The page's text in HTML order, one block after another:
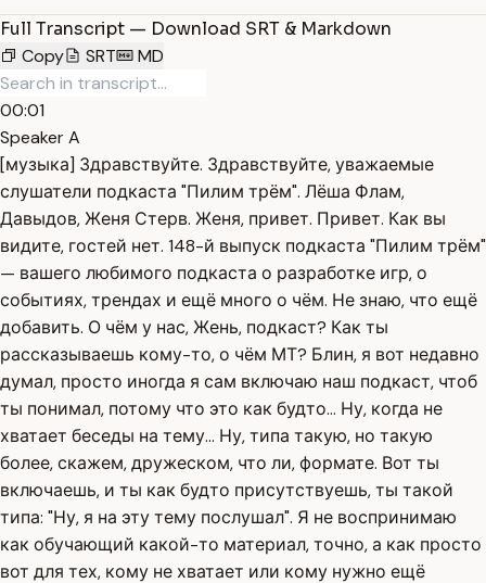
Full Transcript — Download SRT & Markdown
Copy
SRT MD
00:01
Speaker A
[музыка] Здравствуйте. Здравствуйте, уважаемые
слушатели подкаста "Пилим трём". Лёша Флам,
Давыдов, Женя Стерв. Женя, привет. Привет. Как вы
видите, гостей нет. 148-й выпуск подкаста "Пилим трём"
— вашего любимого подкаста о разработке игр, о
событиях, трендах и ещё много о чём. Не знаю, что ещё
добавить. О чём у нас, Жень, подкаст? Как ты
рассказываешь кому-то, о чём МТ? Блин, я вот недавно
думал, просто иногда я сам включаю наш подкаст, чтоб
ты понимал, потому что это как будто... Ну, когда не
хватает беседы на тему... Ну, типа такую, но такую
более, скажем, дружеском, что ли, формате. Вот ты
включаешь, и ты как будто присутствуешь, ты такой
типа: "Ну, я на эту тему послушал". Я не воспринимаю
как обучающий какой-то материал, точно, а как просто
вот для тех, кому не хватает или кому нужно ещё